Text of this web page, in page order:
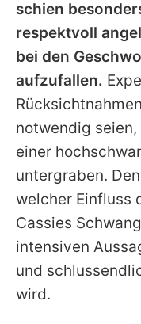
schien
respektvoll
bei den
aufzufallen.
notwendig
einer
untergraben.
welcher Einfluss
Cassies
intensiven
und
wird.